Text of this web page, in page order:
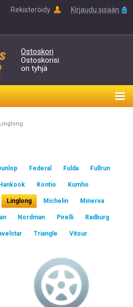
Rekisteröidy Kirjaudu sisään
Ostoskori
Ostoskorisi
on tyhjä
Linglong
Federal Fulda Fullrun
Hankook Kontio Kumho
Linglong Michelin Minerva
Nordman Pirelli Radburg
Triangle Vitour